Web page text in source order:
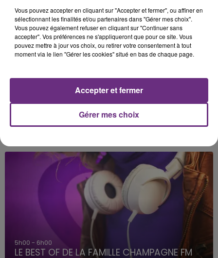
ALEX WARREN
Fever Dream
JENNIFER PAIGE
Crush
5h00 - 6h00
LE BEST OF DE LA FAMILLE CHAMPAGNE FM
Vous pouvez accepter en cliquant sur "Accepter et fermer", ou affiner en
sélectionnant les finalités et/ou partenaires dans "Gérer mes choix".
Vous pouvez également refuser en cliquant sur "Continuer sans
accepter". Vos préférences ne s'appliqueront que pour ce site. Vous
pouvez mettre à jour vos choix, ou retirer votre consentement à tout
moment via le lien "Gérer les cookies" situé en bas de chaque page.
Gérer mes choix
Accepter et fermer